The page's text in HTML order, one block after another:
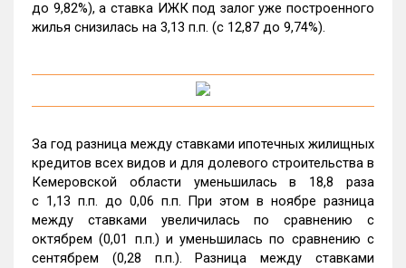
до 9,82%), а ставка ИЖК под залог уже построенного
жилья снизилась на 3,13 п.п. (с 12,87 до 9,74%).
За год разница между ставками ипотечных жилищных
кредитов всех видов и для долевого строительства в
Кемеровской области уменьшилась в 18,8 раза
с 1,13 п.п. до 0,06 п.п. При этом в ноябре разница
между ставками увеличилась по сравнению с
октябрем (0,01 п.п.) и уменьшилась по сравнению с
сентябрем (0,28 п.п.). Разница между ставками